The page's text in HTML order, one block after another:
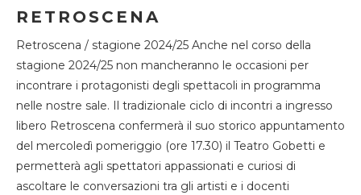
RETROSCENA
Retroscena / stagione 2024/25 Anche nel corso della
stagione 2024/25 non mancheranno le occasioni per
incontrare i protagonisti degli spettacoli in programma
nelle nostre sale. Il tradizionale ciclo di incontri a ingresso
libero Retroscena confermerà il suo storico appuntamento
del mercoledì pomeriggio (ore 17.30) il Teatro Gobetti e
permetterà agli spettatori appassionati e curiosi di
ascoltare le conversazioni tra gli artisti e i docenti